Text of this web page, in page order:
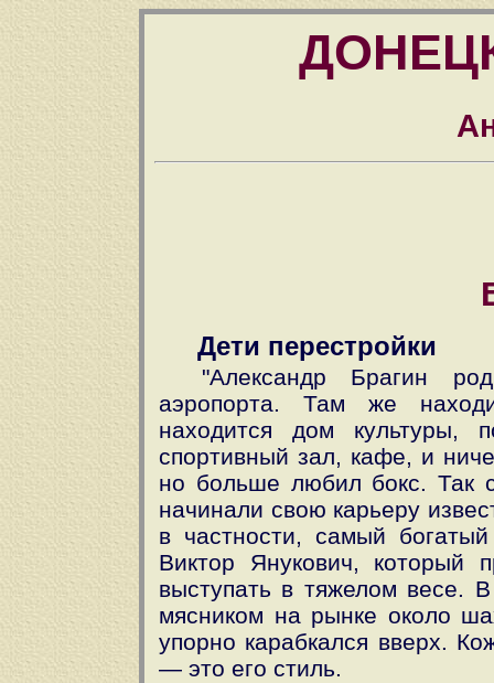
Дети перестройки
"Александр Брагин
аэропорта. Там же
находится дом культуры,
спортивный зал, кафе, и
но больше любил бокс. Так
начинали свою карьеру
в частности, самый
Виктор Янукович,
выступать в тяжелом весе.
мясником на рынке около
упорно карабкался вверх.
— это его стиль.